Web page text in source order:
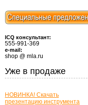
ICQ консультант:
555-991-369
e-mail:
shop @ mla.ru
Уже в продаже
НОВИНКА! Скачать
презентацию инструмента